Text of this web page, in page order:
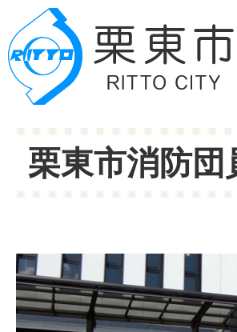
栗東市消防団